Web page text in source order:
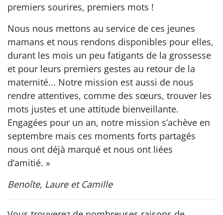
premiers sourires, premiers mots !
Nous nous mettons au service de ces jeunes
mamans et nous rendons disponibles pour elles,
durant les mois un peu fatigants de la grossesse
et pour leurs premiers gestes au retour de la
maternité... Notre mission est aussi de nous
rendre attentives, comme des sœurs, trouver les
mots justes et une attitude bienveillante.
Engagées pour un an, notre mission s’achève en
septembre mais ces moments forts partagés
nous ont déjà marqué et nous ont liées
d’amitié. »
Benoîte, Laure et Camille